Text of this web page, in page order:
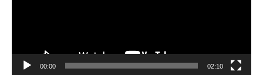
00:00 02:10